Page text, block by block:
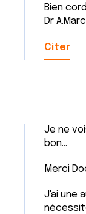
Bien
Dr
Citer
Je ne
bon...
Merci
J'ai une